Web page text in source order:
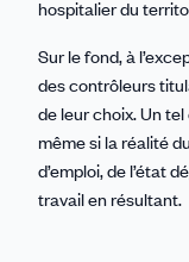
hospitalier du
Sur le fond, à
des contrôleurs
de leur choix. Un
même si la réalité
d’emploi, de l’état
travail en résultant.